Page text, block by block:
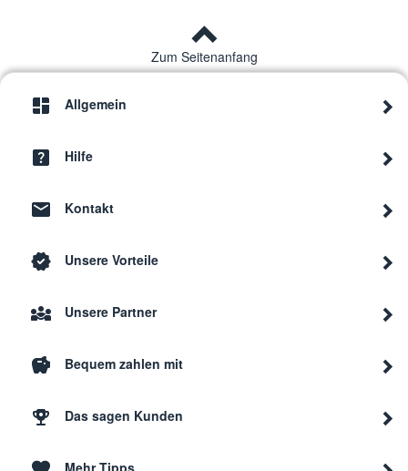
Zum Seitenanfang
Allgemein
Hilfe
Kontakt
Unsere Vorteile
Unsere Partner
Bequem zahlen mit
Das sagen Kunden